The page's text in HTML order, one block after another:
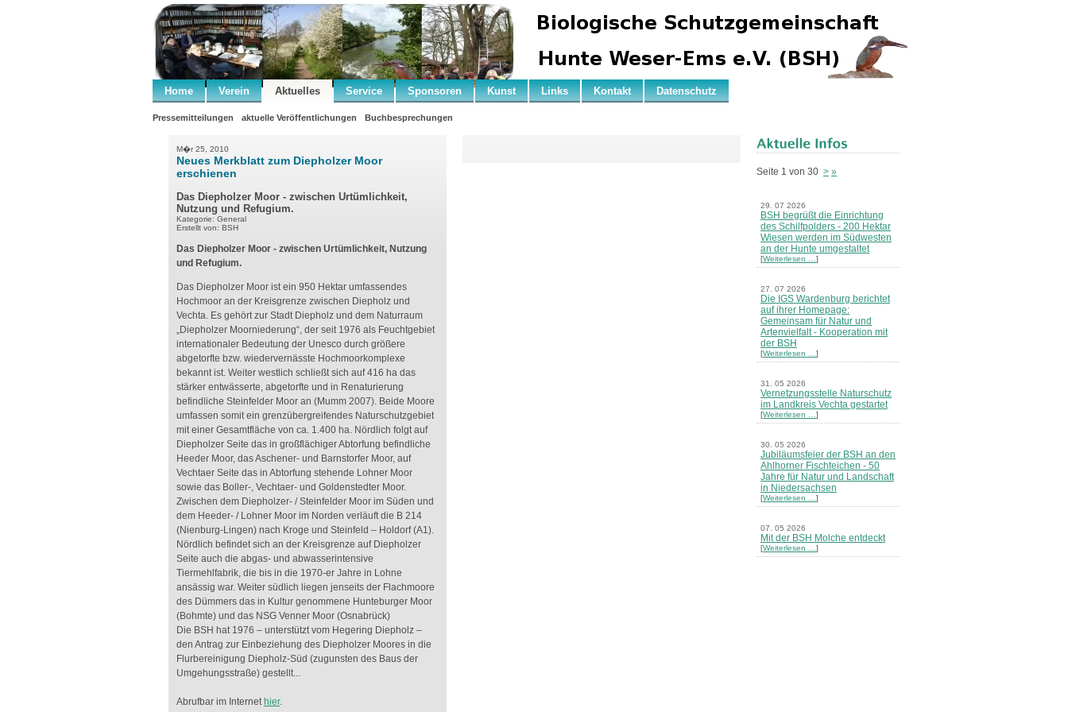
Home Verein Aktuelles Service Sponsoren Kunst Links Kontakt Datenschutz
Pressemitteilungen aktuelle Veröffentlichungen Buchbesprechungen
M�r 25, 2010
Neues Merkblatt zum Diepholzer Moor
erschienen
Das Diepholzer Moor - zwischen Urtümlichkeit,
Nutzung und Refugium.
Kategorie: General
Erstellt von: BSH
Das Diepholzer Moor - zwischen Urtümlichkeit, Nutzung
und Refugium.
Das Diepholzer Moor ist ein 950 Hektar umfassendes
Hochmoor an der Kreisgrenze zwischen Diepholz und
Vechta. Es gehört zur Stadt Diepholz und dem Naturraum
„Diepholzer Moorniederung“, der seit 1976 als Feuchtgebiet
internationaler Bedeutung der Unesco durch größere
abgetorfte bzw. wiedervernässte Hochmoorkomplexe
bekannt ist. Weiter westlich schließt sich auf 416 ha das
stärker entwässerte, abgetorfte und in Renaturierung
befindliche Steinfelder Moor an (Mumm 2007). Beide Moore
umfassen somit ein grenzübergreifendes Naturschutzgebiet
mit einer Gesamtfläche von ca. 1.400 ha. Nördlich folgt auf
Diepholzer Seite das in großflächiger Abtorfung befindliche
Heeder Moor, das Aschener- und Barnstorfer Moor, auf
Vechtaer Seite das in Abtorfung stehende Lohner Moor
sowie das Boller-, Vechtaer- und Goldenstedter Moor.
Zwischen dem Diepholzer- / Steinfelder Moor im Süden und
dem Heeder- / Lohner Moor im Norden verläuft die B 214
(Nienburg-Lingen) nach Kroge und Steinfeld – Holdorf (A1).
Nördlich befindet sich an der Kreisgrenze auf Diepholzer
Seite auch die abgas- und abwasserintensive
Tiermehlfabrik, die bis in die 1970-er Jahre in Lohne
ansässig war. Weiter südlich liegen jenseits der Flachmoore
des Dümmers das in Kultur genommene Hunteburger Moor
(Bohmte) und das NSG Venner Moor (Osnabrück)
Die BSH hat 1976 – unterstützt vom Hegering Diepholz –
den Antrag zur Einbeziehung des Diepholzer Moores in die
Flurbereinigung Diepholz-Süd (zugunsten des Baus der
Umgehungsstraße) gestellt...
Abrufbar im Internet hier.
Seite 1 von 30 > »
29. 07 2026
BSH begrüßt die Einrichtung
des Schilfpolders - 200 Hektar
Wiesen werden im Südwesten
an der Hunte umgestaltet
[Weiterlesen … ]
27. 07 2026
Die IGS Wardenburg berichtet
auf ihrer Homepage:
Gemeinsam für Natur und
Artenvielfalt - Kooperation mit
der BSH
[Weiterlesen … ]
31. 05 2026
Vernetzungsstelle Naturschutz
im Landkreis Vechta gestartet
[Weiterlesen … ]
30. 05 2026
Jubiläumsfeier der BSH an den
Ahlhorner Fischteichen - 50
Jahre für Natur und Landschaft
in Niedersachsen
[Weiterlesen … ]
07. 05 2026
Mit der BSH Molche entdeckt
[Weiterlesen … ]